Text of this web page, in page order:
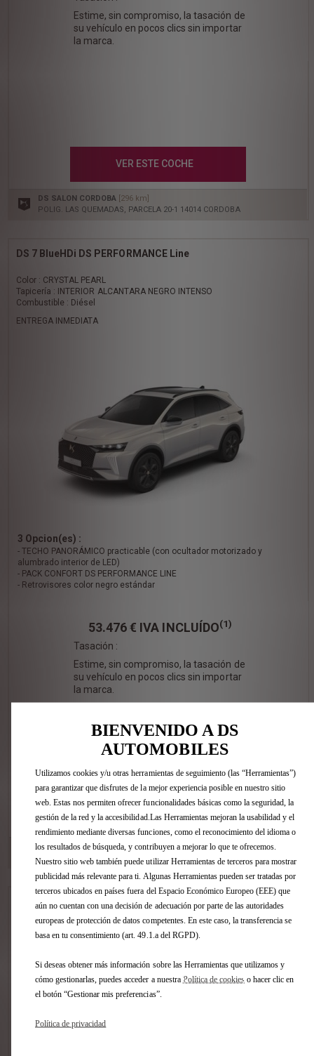
Estime, sin compromiso, la tasación de
su vehículo en pocos clics sin importar
la marca.
VER ESTE COCHE
DS SALON CORDOBA [296 km]
POLIG. LAS QUEMADAS, PARCELA 20-1 14014 CORDOBA
DS 7 BlueHDi DS PERFORMANCE Line
Color : CRYSTAL PEARL
Tapicería : INTERIOR ALCANTARA NEGRO INTENSO
Combustible : Diésel
ENTREGA INMEDIATA
3 Opcion(es) :
- TECHO PANORÁMICO practicable (con ocultador motorizado y
alumbrado interior de LED)
- PACK CONFORT DS PERFORMANCE LINE
- Retrovisores color negro estándar
53.476 € IVA INCLUÍDO(1)
Tasación :
Estime, sin compromiso, la tasación de
su vehículo en pocos clics sin importar
la marca.
VER ESTE COCHE
DS STORE VALENCIA [306 km]
Avda. Tres Cruces, 38 46014 Valencia
DS 7 BlueHDi DS PERFORMANCE Line
Color : GRIS TITANIO
Tapicería : INTERIOR ALCANTARA NEGRO INTENSO
ENTREGA INMEDIATA
BIENVENIDO A DS
AUTOMOBILES
Utilizamos cookies y/u otras herramientas de seguimiento (las “Herramientas”)
para garantizar que disfrutes de la mejor experiencia posible en nuestro sitio
web. Estas nos permiten ofrecer funcionalidades básicas como la seguridad, la
gestión de la red y la accesibilidad.Las Herramientas mejoran la usabilidad y el
rendimiento mediante diversas funciones, como el reconocimiento del idioma o
los resultados de búsqueda, y contribuyen a mejorar lo que te ofrecemos.
Nuestro sitio web también puede utilizar Herramientas de terceros para mostrar
publicidad más relevante para ti. Algunas Herramientas pueden ser tratadas por
terceros ubicados en países fuera del Espacio Económico Europeo (EEE) que
aún no cuentan con una decisión de adecuación por parte de las autoridades
europeas de protección de datos competentes. En este caso, la transferencia se
basa en tu consentimiento (art. 49.1.a del RGPD).
Si deseas obtener más información sobre las Herramientas que utilizamos y
cómo gestionarlas, puedes acceder a nuestra Política de cookieso hacer clic en
el botón “Gestionar mis preferencias”.
Política de privacidad